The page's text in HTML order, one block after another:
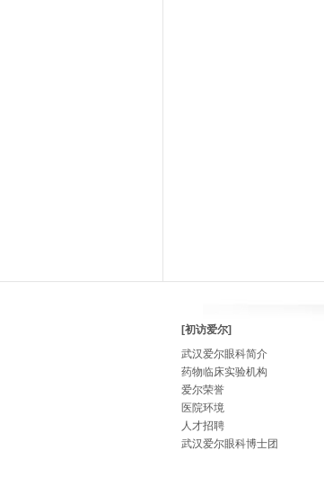
[初访爱尔]
武汉爱尔眼科简介
药物临床实验机构
爱尔荣誉
医院环境
人才招聘
武汉爱尔眼科博士团